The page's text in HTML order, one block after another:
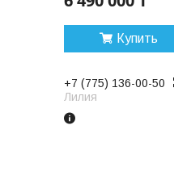
Купить
+7 (775) 136-00-50
Лилия